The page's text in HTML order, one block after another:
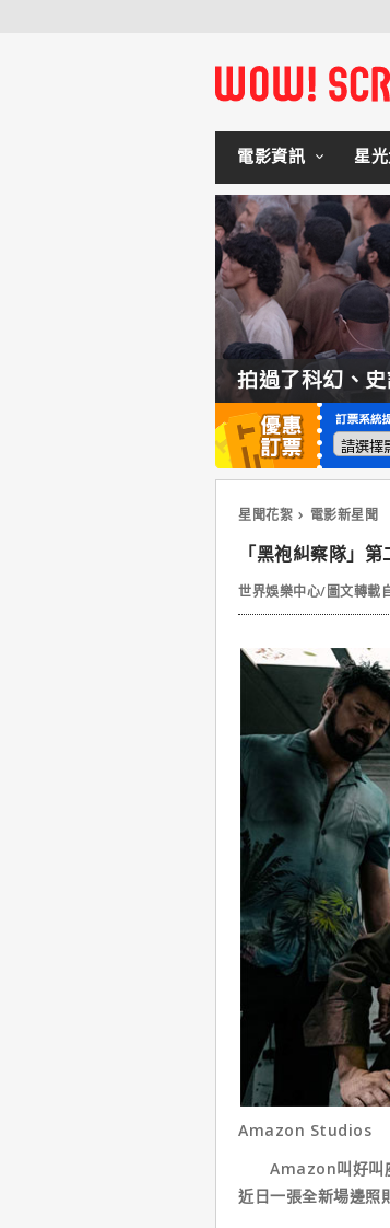
電影資訊 星
拍過了科幻、
星聞花絮 電影新星聞
「黑袍糾察隊」
世界娛樂中心/圖文轉載
Amazon Studios
Amazon叫好叫座
近日一張全新場邊照